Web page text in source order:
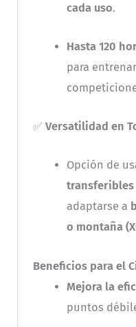
cada uso.
Hasta 120
para
✅ Versatilidad en
Opción de
transferibles
adaptarse a
o montaña
Beneficios para el
Mejora la
puntos